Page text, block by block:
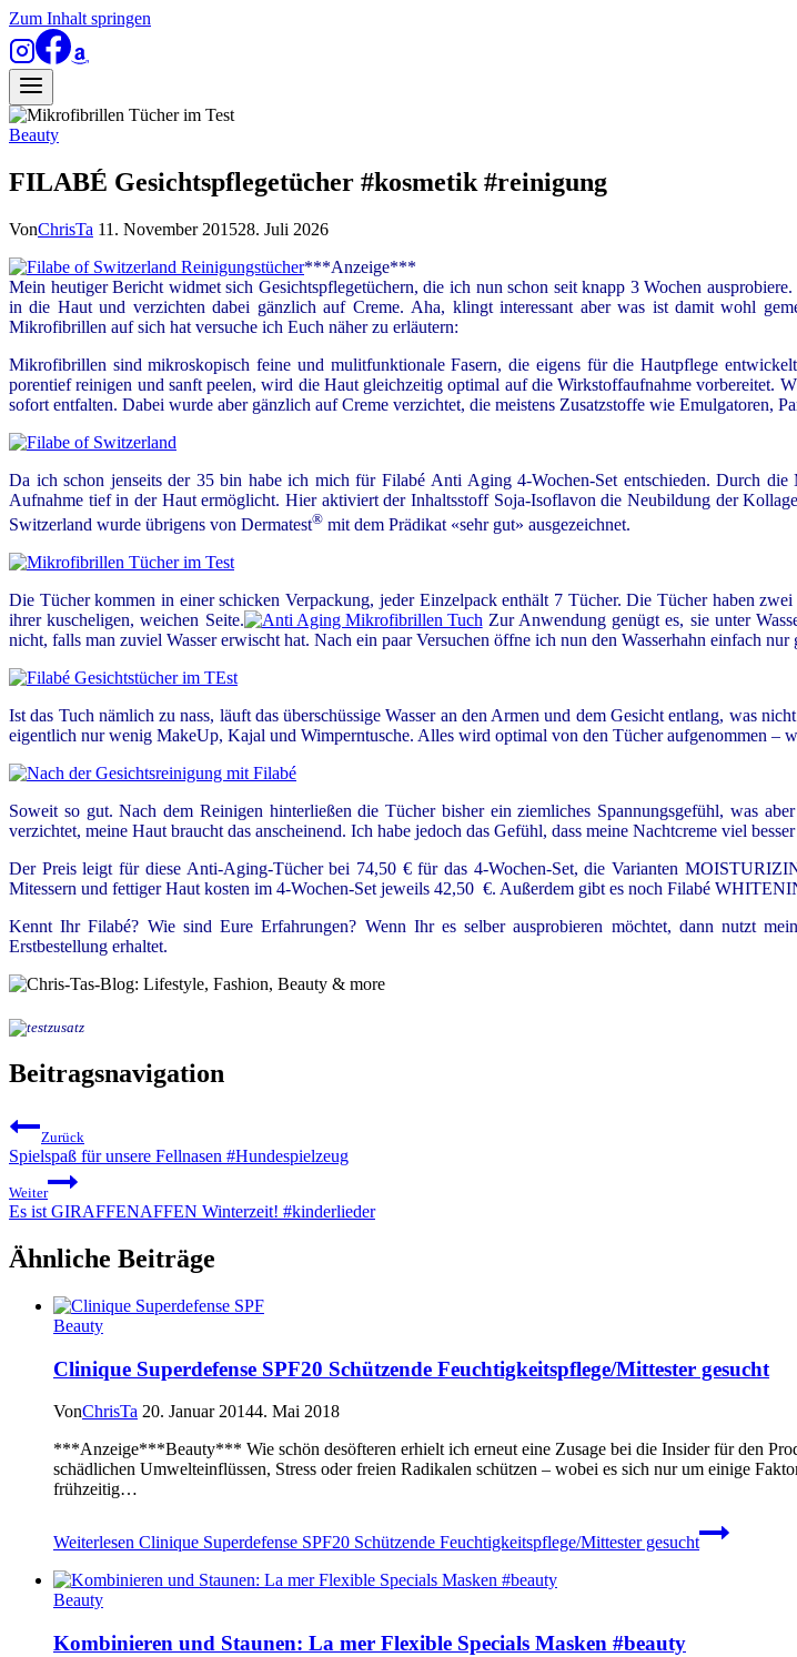
Zum Inhalt springen
Beauty
FILABÉ Gesichtspflegetücher #kosmetik #reinigung
VonChrisTa 11. November 201528. Juli 2026
***Anzeige***
Mein heutiger Bericht widmet sich Gesichtspflegetüchern, die ich nun schon seit knapp 3 Wochen
in die Haut und verzichten dabei gänzlich auf Creme. Aha, klingt interessant aber was ist damit wohl
Mikrofibrillen auf sich hat versuche ich Euch näher zu erläutern:
Mikrofibrillen sind mikroskopisch feine und mulitfunktionale Fasern, die eigens für die Hautpflege
porentief reinigen und sanft peelen, wird die Haut gleichzeitig optimal auf die Wirkstoffaufnahme vorbereitet.
sofort entfalten. Dabei wurde aber gänzlich auf Creme verzichtet, die meistens Zusatzstoffe wie Emulgatoren,
Da ich schon jenseits der 35 bin habe ich mich für Filabé Anti Aging 4-Wochen-Set entschieden. Durch
Aufnahme tief in der Haut ermöglicht. Hier aktiviert der Inhaltsstoff Soja-Isoflavon die Neubildung der
Switzerland wurde übrigens von Dermatest® mit dem Prädikat «sehr gut» ausgezeichnet.
Die Tücher kommen in einer schicken Verpackung, jeder Einzelpack enthält 7 Tücher. Die Tücher haben
ihrer kuscheligen, weichen Seite.
Zur Anwendung genügt es, sie unter
nicht, falls man zuviel Wasser erwischt hat. Nach ein paar Versuchen öffne ich nun den Wasserhahn einfach
Ist das Tuch nämlich zu nass, läuft das überschüssige Wasser an den Armen und dem Gesicht entlang, was
eigentlich nur wenig MakeUp, Kajal und Wimperntusche. Alles wird optimal von den Tücher aufgenommen –
Soweit so gut. Nach dem Reinigen hinterließen die Tücher bisher ein ziemliches Spannungsgefühl, was
verzichtet, meine Haut braucht das anscheinend. Ich habe jedoch das Gefühl, dass meine Nachtcreme viel
Der Preis leigt für diese Anti-Aging-Tücher bei 74,50 € für das 4-Wochen-Set, die Varianten
Mitessern und fettiger Haut kosten im 4-Wochen-Set jeweils 42,50 €. Außerdem gibt es noch Filabé
Kennt Ihr Filabé? Wie sind Eure Erfahrungen? Wenn Ihr es selber ausprobieren möchtet, dann nutzt
Erstbestellung erhaltet.
Beitragsnavigation
Zurück
Spielspaß für unsere Fellnasen #Hundespielzeug
Weiter
Es ist GIRAFFENAFFEN Winterzeit! #kinderlieder
Ähnliche Beiträge
Beauty
Clinique Superdefense SPF20 Schützende Feuchtigkeitspflege/Mittester gesucht
VonChrisTa 20. Januar 20144. Mai 2018
***Anzeige***Beauty*** Wie schön desöfteren erhielt ich erneut eine Zusage bei die Insider für den
schädlichen Umwelteinflüssen, Stress oder freien Radikalen schützen – wobei es sich nur um einige
frühzeitig…
Weiterlesen Clinique Superdefense SPF20 Schützende Feuchtigkeitspflege/Mittester gesucht
Beauty
Kombinieren und Staunen: La mer Flexible Specials Masken #beauty